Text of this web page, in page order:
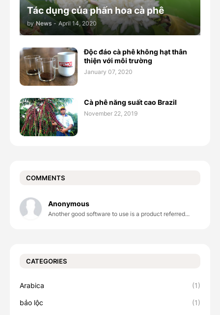
Tác dụng của phấn hoa cà phê
by News - April 14, 2020
Độc đáo cà phê không hạt thân
thiện với môi trường
January 07, 2020
Cà phê năng suất cao Brazil
November 22, 2019
COMMENTS
Anonymous
Another good software to use is a product referred...
CATEGORIES
Arabica (1)
bảo lộc (1)